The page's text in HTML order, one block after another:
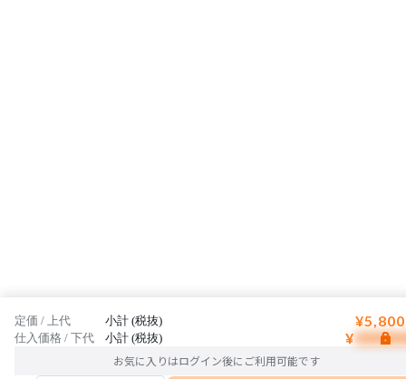
定価 / 上代 小計 (税抜)
仕入価格 / 下代 小計 (税抜) ¥
お気に入りはログイン後にご利用可能です